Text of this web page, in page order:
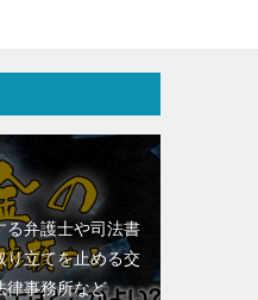
る弁護士や司法書
り立てを止める交
律事務所など